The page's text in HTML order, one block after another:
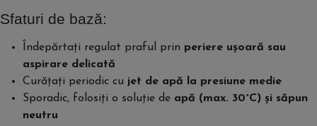
Sfaturi de bază:
Îndepărtați regulat praful prin periere ușoară sau
aspirare delicată
Curățați periodic cu jet de apă la presiune medie
Sporadic, folosiți o soluție de apă (max. 30°C) și săpun
neutru